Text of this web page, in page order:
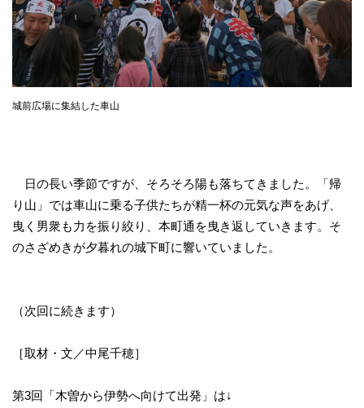
城前広場に集結した車山
日の長い季節ですが、そろそろ陽も落ちてきました。「帰
り山」では車山に乗る子供たちが精一杯の元気な声をあげ、
曳く男衆も力を振り絞り、本町通を曳き返していきます。そ
のさざめきが夕暮れの城下町に響いていました。
（次回に続きます）
［取材・文／中尾千穂］
第3回「木曽から伊勢へ向けて出発」は↓